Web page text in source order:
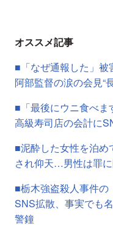
オススメ記事
■「なぜ通報した」
阿部監督の涙の会見“
■「最後にウニ食べ
高級寿司店の会計に
■泥酔した女性を泊め
され仰天…男性は罪
■栃木強盗殺人事件
SNS拡散、事実でも
警鐘